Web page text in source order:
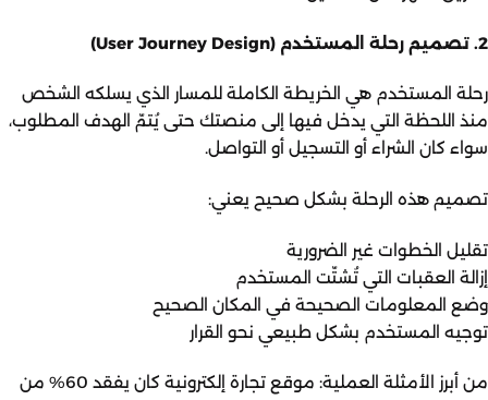
2. تصميم رحلة المستخدم (User Journey Design)
رحلة المستخدم هي الخريطة الكاملة للمسار الذي يسلكه الشخص
منذ اللحظة التي يدخل فيها إلى منصتك حتى يُتمّ الهدف المطلوب،
سواء كان الشراء أو التسجيل أو التواصل.
تصميم هذه الرحلة بشكل صحيح يعني:
تقليل الخطوات غير الضرورية
إزالة العقبات التي تُشتّت المستخدم
وضع المعلومات الصحيحة في المكان الصحيح
توجيه المستخدم بشكل طبيعي نحو القرار
من أبرز الأمثلة العملية: موقع تجارة إلكترونية كان يفقد 60% من